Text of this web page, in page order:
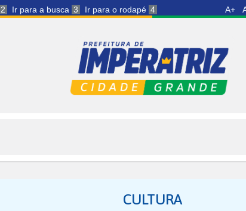
2 Ir para a busca 3 Ir para o rodapé 4 A+
CULTURA